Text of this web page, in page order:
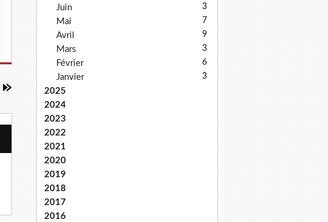
Juin 3
Mai 7
Avril 9
Mars 3
Février 6
Janvier 3
2025
2024
2023
2022
2021
2020
2019
2018
2017
2016